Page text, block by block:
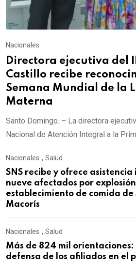
Nacionales
Directora ejecutiva del
Castillo recibe
Semana Mundial de la
Materna
Santo Domingo. – La directora
Nacional de Atención Integral a la
Nacionales , Salud
SNS recibe y ofrece
nueve afectados por
establecimiento de comida de
Macorís
Nacionales , Salud
Más de 824 mil
defensa de los afiliados en el